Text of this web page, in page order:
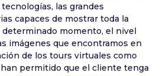
las grandes
capaces de mostrar toda la
momento, el nivel
imágenes que encontramos en
de los tours virtuales como
permitido que el cliente tenga